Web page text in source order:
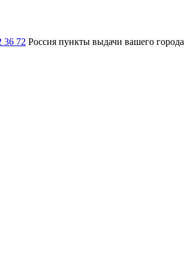
36 72 Россия пункты выдачи вашего города